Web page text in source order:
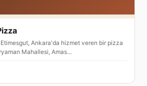
Ankara'da hizmet veren bir pizza
Mahallesi, Amas…